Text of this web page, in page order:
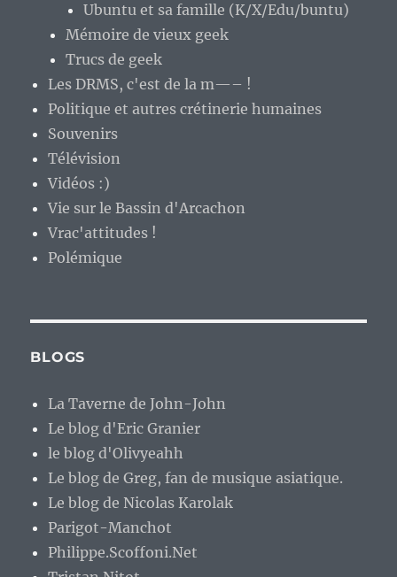
Ubuntu et sa famille (K/X/Edu/buntu)
Mémoire de vieux geek
Trucs de geek
Les DRMS, c'est de la m—– !
Politique et autres crétinerie humaines
Souvenirs
Télévision
Vidéos :)
Vie sur le Bassin d'Arcachon
Vrac'attitudes !
Polémique
BLOGS
La Taverne de John-John
Le blog d'Eric Granier
le blog d'Olivyeahh
Le blog de Greg, fan de musique asiatique.
Le blog de Nicolas Karolak
Parigot-Manchot
Philippe.Scoffoni.Net